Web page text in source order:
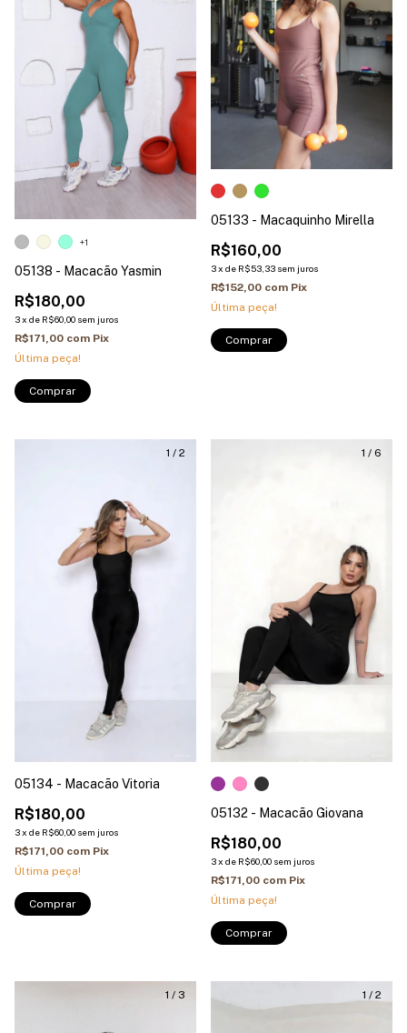
05138 - Macacão Yasmin
R$180,00
3x de R$60,00 sem juros
R$171,00 com Pix
Última peça!
+1
Comprar
05133 - Macaquinho Mirella
R$160,00
3x de R$53,33 sem juros
R$152,00 com Pix
Última peça!
Comprar
1 / 2
05134 - Macacão Vitoria
R$180,00
3x de R$60,00 sem juros
R$171,00 com Pix
Última peça!
Comprar
1 / 6
05132 - Macacão Giovana
R$180,00
3x de R$60,00 sem juros
R$171,00 com Pix
Última peça!
Comprar
1 / 3 1 / 2